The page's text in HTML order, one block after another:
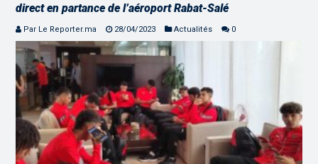
direct en partance de l’aéroport Rabat-Salé
Par Le Reporter.ma 28/04/2023 Actualités 0